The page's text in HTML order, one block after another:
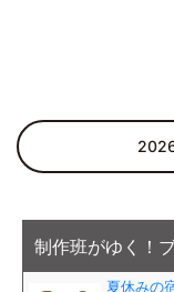
制作班がゆく！